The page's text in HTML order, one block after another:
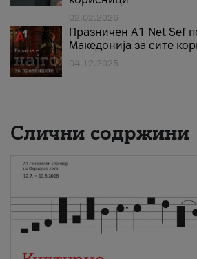
02.02.2026
Празничен A1 Net Sеf
Македонија за сите
04.12.2025
Слични содржини